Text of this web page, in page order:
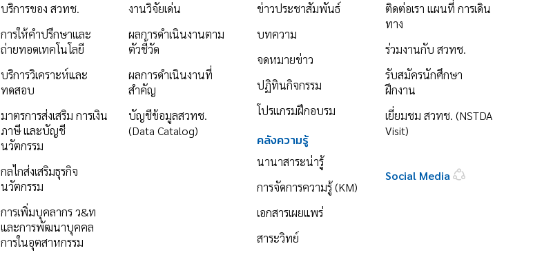
บริการของ สวทช.
การให้คำปรึกษาและ
ถ่ายทอดเทคโนโลยี
บริการวิเคราะห์และ
ทดสอบ
มาตรการส่งเสริม การเงิน
ภาษี และบัญชี
นวัตกรรม
กลไกส่งเสริมธุรกิจ
นวัตกรรม
การเพิ่มบุคลากร ว&ท
และการพัฒนาบุคคล
การในอุตสาหกรรม
งานวิจัยเด่น
ผลการดำเนินงานตาม
ตัวชี้วัด
ผลการดำเนินงานที่
สำคัญ
บัญชีข้อมูลสวทช.
(Data Catalog)
ข่าวประชาสัมพันธ์
บทความ
จดหมายข่าว
ปฏิทินกิจกรรม
โปรแกรมฝึกอบรม
คลังความรู้
นานาสาระน่ารู้
การจัดการความรู้ (KM)
เอกสารเผยแพร่
สาระวิทย์
ติดต่อเรา แผนที่ การเดิน
ทาง
ร่วมงานกับ สวทช.
รับสมัครนักศึกษา
ฝึกงาน
เยี่ยมชม สวทช. (NSTDA
Visit)
Social Media